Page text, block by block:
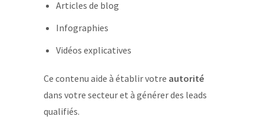
Articles de blog
Infographies
Vidéos explicatives
Ce contenu aide à établir votre autorité
dans votre secteur et à générer des leads
qualifiés.